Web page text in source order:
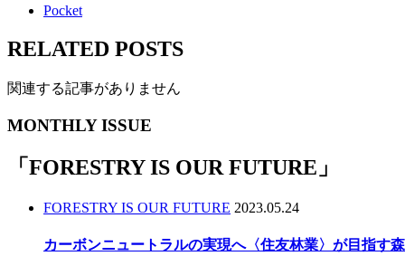
Pocket
RELATED POSTS
関連する記事がありません
MONTHLY ISSUE
「 FORESTRY IS OUR FUTURE 」
FORESTRY IS OUR FUTURE 2023.05.24
カーボンニュートラルの実現へ〈住友林業〉が目指す